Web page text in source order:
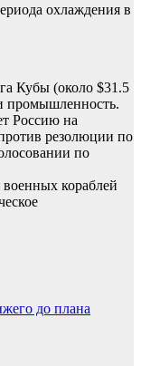
охлаждения в
Кубы (около $31.5
промышленность.
Россию на
резолюции по
по
кораблей
до плана